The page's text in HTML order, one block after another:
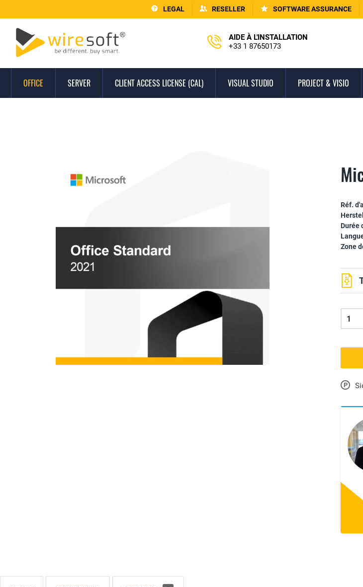
LEGAL RESELLER SOFTWARE ASSURANCE
AIDE À L'INSTALLATION
+33 1 87650173
OFFICE SERVER CLIENT ACCESS LICENSE (CAL) VISUAL STUDIO PROJECT & VISIO
Réf.
Durée
Zone
P